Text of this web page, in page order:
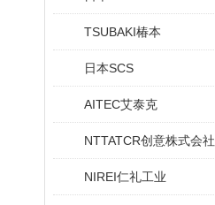
TSUBAKI椿本
日本SCS
AITEC艾泰克
NTTATCR创意株式会社
NIREI仁礼工业